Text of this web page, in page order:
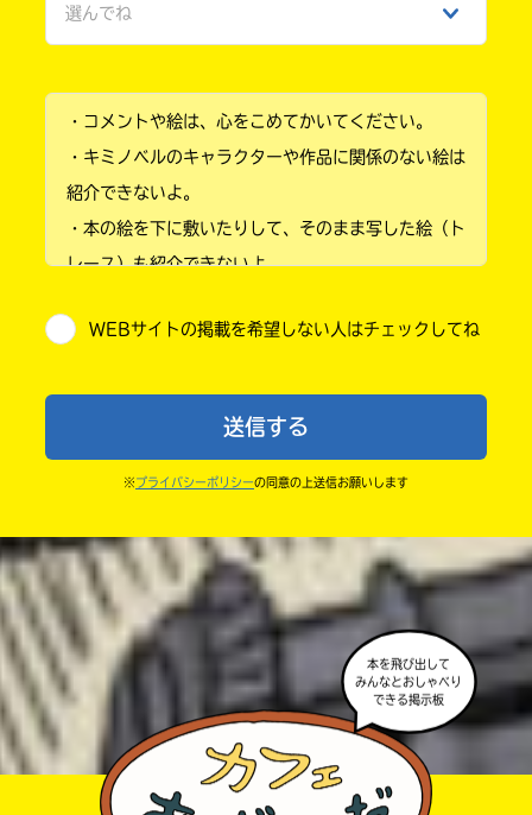
ひみつ
選んでね
小学2年
小学4年
小学6年
中学1年
高校生以上
・コメントや絵は、心をこめてかいてください。
・キミノベルのキャラクターや作品に関係のない絵は
紹介できないよ。
・本の絵を下に敷いたりして、そのまま写した絵（ト
レース）も紹介できないよ。
・送ってからすぐには紹介されないので、待ってて
ならないよう気をつけてね。
・キャンペーン開催中は、投稿した後の画面にバナー
・ポプラ社の宣伝物で紹介させてもらうことがある
よ。
・かき終えたら、人を傷つけていたり、個人情報をか
きこんでいたり、字がまちがっていたりしないか、読
みなおしてみてね。
WEBサイトの掲載を希望しない人はチェックしてね
送信する
※ プライバシーポリシーの同意の上送信お願いします
本を飛び出して
みんなとおしゃべり
できる掲示板